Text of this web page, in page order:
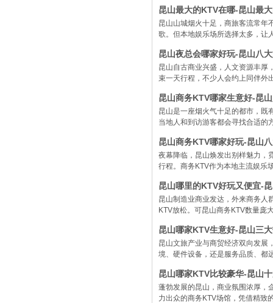
昆山最大的KTV在哪-昆山最
昆山山城烟火十足，商旅客流常年
歌。但本地娱乐场所选择太多，让
昆山夜总会哪家好玩-昆山八
昆山自古商业兴盛，人文资源丰厚
束一天行程，不少人会约上同伴外
昆山商务KTV哪家生意好-昆
昆山是一座烟火气十足的都市，既
当地人和到访游客都会寻找合适的
昆山商务KTV哪家好玩-昆山
夜幕降临，昆山焕发出别样魅力，
行程。商务KTV作为本地主流娱乐
昆山哪里的KTV好玩又便宜-
昆山制造业商业发达，外来商务人
KTV放松。可昆山商务KTV数量庞
昆山哪家KTV生意好-昆山三
昆山文旅产业与商贸经济双向发展
境、硬件设备，还是服务品质、都
昆山哪家KTV比较豪华-昆山
蓬勃发展的昆山，商业氛围浓厚，
力出众的商务KTV场馆，凭借精致